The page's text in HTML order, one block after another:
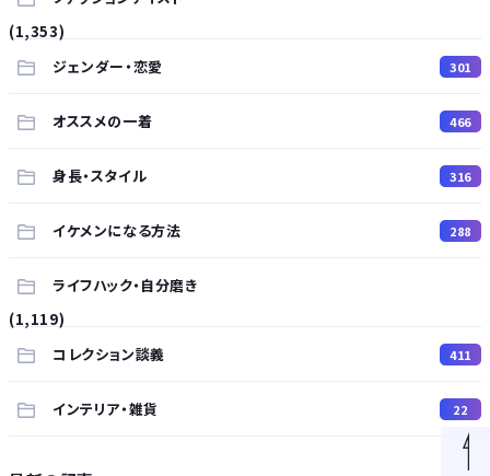
(1,353)
ジェンダー・恋愛
301
オススメの一着 466
身長・スタイル 316
イケメンになる方法 288
ライフハック・自分磨き
(1,119)
コレクション談義
411
インテリア・雑貨 22